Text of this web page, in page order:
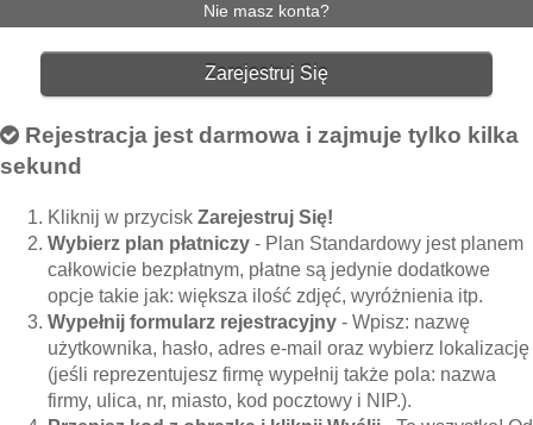
Nie masz konta?
Zarejestruj Się
Rejestracja jest darmowa i zajmuje tylko kilka
sekund
Kliknij w przycisk Zarejestruj Się!
Wybierz plan płatniczy - Plan Standardowy jest planem
całkowicie bezpłatnym, płatne są jedynie dodatkowe
opcje takie jak: większa ilość zdjęć, wyróżnienia itp.
Wypełnij formularz rejestracyjny - Wpisz: nazwę
użytkownika, hasło, adres e-mail oraz wybierz lokalizację
(jeśli reprezentujesz firmę wypełnij także pola: nazwa
firmy, ulica, nr, miasto, kod pocztowy i NIP.).